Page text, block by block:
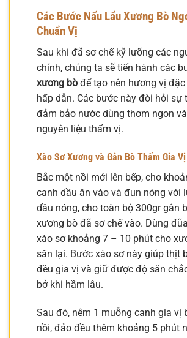
Các Bước Nấu Lẩu Xương Bò
Chuẩn Vị
Sau khi đã sơ chế kỹ lưỡng các
chính, chúng ta sẽ tiến hành các
xương bò để tạo nên hương vị
hấp dẫn. Các bước này đòi hỏi sự
đảm bảo nước dùng thơm ngon
nguyên liệu thấm vị.
Xào Sơ Xương và Gân Bò Thấm Gia Vị
Bắc một nồi mới lên bếp, cho
canh dầu ăn vào và đun nóng với
dầu nóng, cho toàn bộ 300gr gân
xương bò đã sơ chế vào. Dùng
xào sơ khoảng 7 – 10 phút cho
săn lại. Bước xào sơ này giúp thịt
đều gia vị và giữ được độ săn
bở khi hầm lâu.
Sau đó, nêm 1 muỗng canh gia vị
nồi, đảo đều thêm khoảng 5 phút